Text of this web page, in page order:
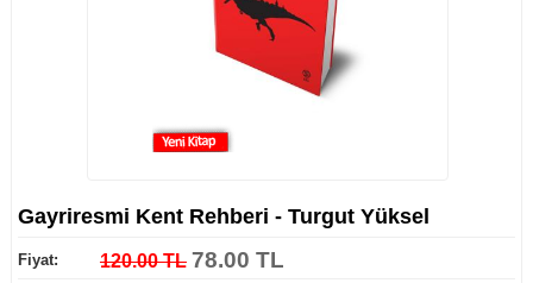
Gayriresmi Kent Rehberi - Turgut Yüksel
Fiyat: 120.00 TL 78.00 TL